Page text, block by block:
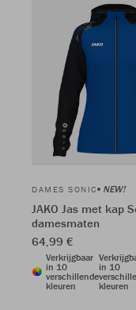
DAMES SONIC NEW!
JAKO Jas met kap
damesmaten
64,99 €
Verkrijgbaar
in 10
verschillende
kleuren
in 10
kleuren